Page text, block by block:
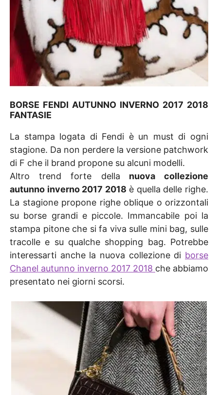
BORSE FENDI AUTUNNO INVERNO 2017 2018
FANTASIE
La stampa logata di Fendi è un must di ogni
stagione. Da non perdere la versione patchwork
di F che il brand propone su alcuni modelli.
Altro trend forte della nuova collezione
autunno inverno 2017 2018 è quella delle righe.
La stagione propone righe oblique o orizzontali
su borse grandi e piccole. Immancabile poi la
stampa pitone che si fa viva sulle mini bag, sulle
tracolle e su qualche shopping bag. Potrebbe
interessarti anche la nuova collezione di borse
Chanel autunno inverno 2017 2018 che abbiamo
presentato nei giorni scorsi.